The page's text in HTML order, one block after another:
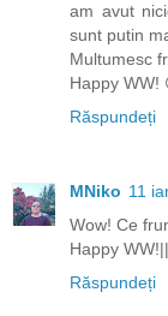
am avut
sunt putin
Multumesc
Happy
Răspundeți
MNiko 11
Wow! Ce
Happy WW!||
Răspundeți